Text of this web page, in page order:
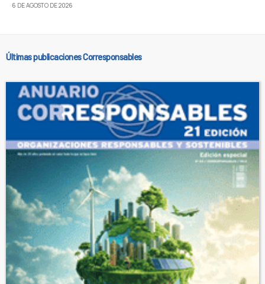
6 DE AGOSTO DE 2026
Últimas publicaciones Corresponsables